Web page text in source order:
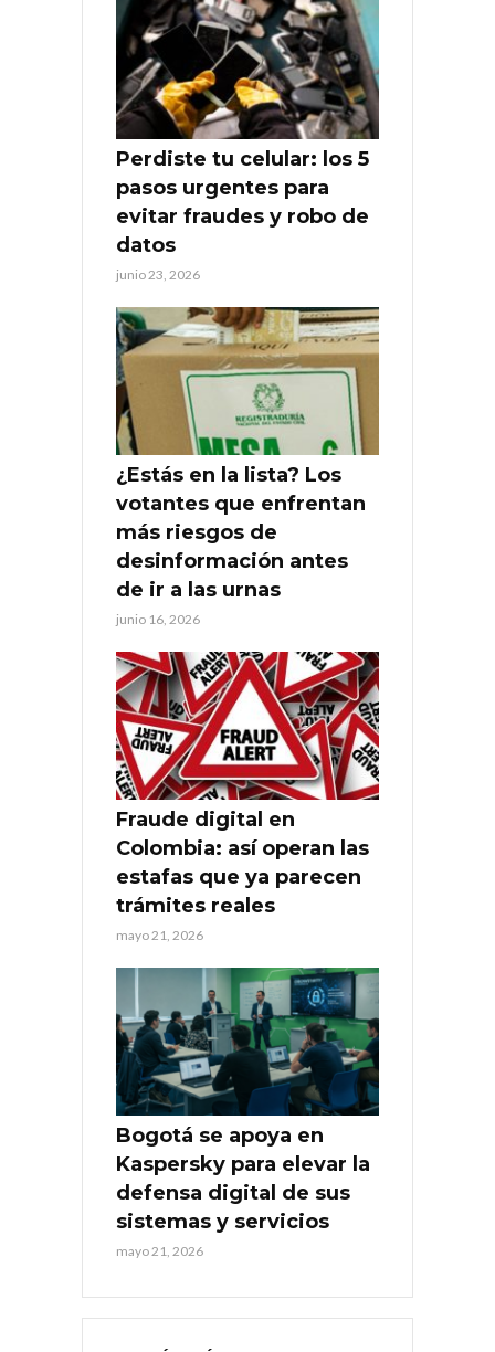
Perdiste tu celular: los 5
pasos urgentes para
evitar fraudes y robo de
datos
junio 23, 2026
¿Estás en la lista? Los
votantes que enfrentan
más riesgos de
desinformación antes
de ir a las urnas
junio 16, 2026
Fraude digital en
Colombia: así operan las
estafas que ya parecen
trámites reales
mayo 21, 2026
Bogotá se apoya en
Kaspersky para elevar la
defensa digital de sus
sistemas y servicios
mayo 21, 2026